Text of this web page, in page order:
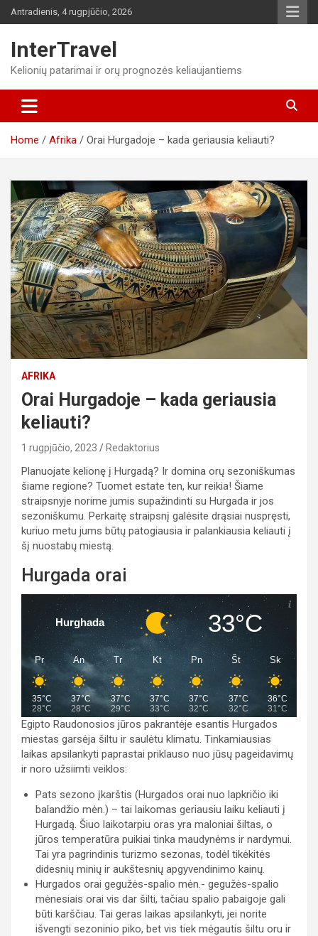
Skip
to
Antradienis, 4 rugpjūčio, 2026
InterTravel
Kelionių patarimai ir orų prognozės keliaujantiems
Home Afrika Orai Hurgadoje – kada geriausia keliauti?
AFRIKA
Orai Hurgadoje – kada geriausia
keliauti?
1 rugpjūčio, 2023 Redaktorius
Planuojate kelionę į Hurgadą? Ir domina orų sezoniškumas
šiame regione? Tuomet estate ten, kur reikia! Šiame
straipsnyje norime jumis supažindinti su Hurgada ir jos
sezoniškumu. Perkaitę straipsnį galėsite drąsiai nuspręsti,
kuriuo metu jums būtų patogiausia ir palankiausia keliauti į
šį nuostabų miestą.
Hurgada orai
Hurghada 33°C
Pr
35°C
28°C
An
37°C
28°C
Tr
37°C
29°C
Kt
37°C
33°C
Pn
37°C
32°C
Št
37°C
32°C
Sk
36°C
31°C
Egipto Raudonosios jūros pakrantėje esantis Hurgados
miestas garsėja šiltu ir saulėtu klimatu. Tinkamiausias
laikas apsilankyti paprastai priklauso nuo jūsų pageidavimų
ir noro užsiimti veiklos:
Pats sezono įkarštis (Hurgados orai nuo lapkričio iki
balandžio mėn.) – tai laikomas geriausiu laiku keliauti į
Hurgadą. Šiuo laikotarpiu oras yra maloniai šiltas, o
jūros temperatūra puikiai tinka maudynėms ir nardymui.
Tai yra pagrindinis turizmo sezonas, todėl tikėkitės
didesnių minių ir aukštesnių apgyvendinimo kainų.
Hurgados orai gegužės-spalio mėn.- gegužės-spalio
mėnesiais orai vis dar šilti, tačiau spalio pabaigoje gali
būti karščiau. Tai geras laikas apsilankyti, jei norite
išvengti sezoninio piko, bet vis tiek mėgautis šiltu oru ir